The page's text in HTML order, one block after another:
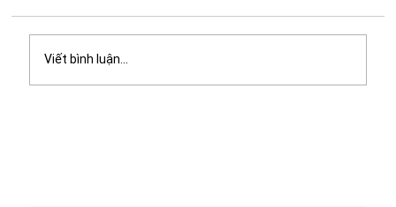
Viết bình luận...